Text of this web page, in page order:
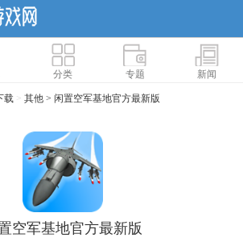
分类 专题 新闻
载 > 其他 > 闲置空军基地官方最新版
空军基地官方最新版